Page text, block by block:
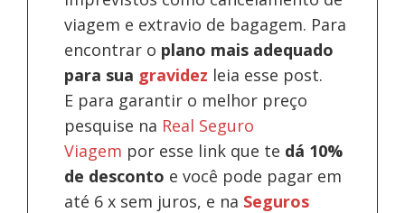
viagem e extravio de bagagem. Para
encontrar o plano mais adequado
para sua gravidez leia esse post.
E para garantir o melhor preço
pesquise na Real Seguro
Viagem por esse link que te dá 10%
de desconto e você pode pagar em
até 6 x sem juros, e na Seguros